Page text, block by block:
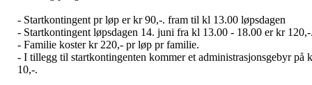
- Startkontingent pr løp er kr 90,-. fram til kl 13.00 løpsdagen
- Startkontingent løpsdagen 14. juni fra kl 13.00 - 18.00 er kr
- Familie koster kr 220,- pr løp pr familie.
- I tillegg til startkontingenten kommer et administrasjonsgebyr på
10,-.